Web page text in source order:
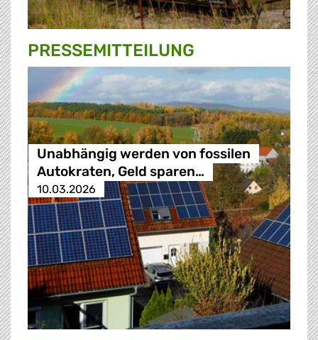
PRESSE­MITTEILUNG
Unabhängig werden von fossilen
Autokraten, Geld sparen…
10.03.2026